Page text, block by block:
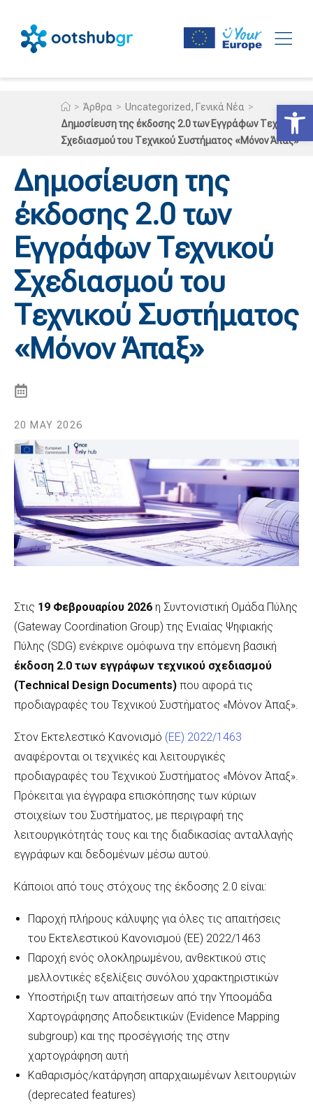
> Άρθρα > Uncategorized,Γενικά Νέα >
Δημοσίευση της έκδοσης 2.0 των Εγγράφων Τεχνικού
Σχεδιασμού του Τεχνικού Συστήματος «Μόνον Άπαξ»
Δημοσίευση της
έκδοσης 2.0 των
Εγγράφων Τεχνικού
Σχεδιασμού του
Τεχνικού Συστήματος
«Μόνον Άπαξ»
20 MAY 2026
Στις 19 Φεβρουαρίου 2026 η Συντονιστική Ομάδα Πύλης
(Gateway Coordination Group) της Ενιαίας Ψηφιακής
Πύλης (SDG) ενέκρινε ομόφωνα την επόμενη βασική
έκδοση 2.0 των εγγράφων τεχνικού σχεδιασμού
(Technical Design Documents) που αφορά τις
προδιαγραφές του Τεχνικού Συστήματος «Μόνον Άπαξ».
Στον Εκτελεστικό Κανονισμό (ΕΕ) 2022/1463
αναφέρονται οι τεχνικές και λειτουργικές
προδιαγραφές του Τεχνικού Συστήματος «Μόνον Άπαξ».
Πρόκειται για έγγραφα επισκόπησης των κύριων
στοιχείων του Συστήματος, με περιγραφή της
λειτουργικότητάς τους και της διαδικασίας ανταλλαγής
εγγράφων και δεδομένων μέσω αυτού.
Κάποιοι από τους στόχους της έκδοσης 2.0 είναι:
Παροχή πλήρους κάλυψης για όλες τις απαιτήσεις
του Εκτελεστικού Κανονισμού (ΕΕ) 2022/1463
Παροχή ενός ολοκληρωμένου, ανθεκτικού στις
μελλοντικές εξελίξεις συνόλου χαρακτηριστικών
Υποστήριξη των απαιτήσεων από την Υποομάδα
Χαρτογράφησης Αποδεικτικών (Evidence Mapping
subgroup) και της προσέγγισής της στην
χαρτογράφηση αυτή
Καθαρισμός/κατάργηση απαρχαιωμένων λειτουργιών
(deprecated features)